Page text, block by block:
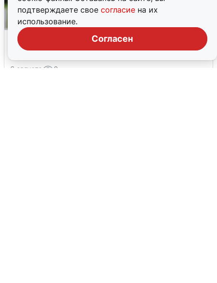
подтверждаете свое согласие на их
использование.
Согласен
Волгоградцы остались без
мобильного интернета
6 августа 0